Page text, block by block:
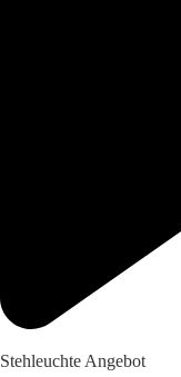
Stehleuchte Angebot